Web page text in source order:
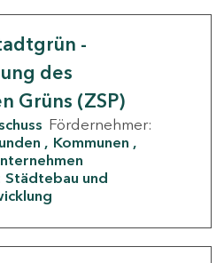
-
des
Grüns (ZSP)
Fördernehmer:
Kommunen
Städtebau und